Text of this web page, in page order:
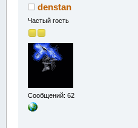
denstan
Частый гость
Сообщений: 62